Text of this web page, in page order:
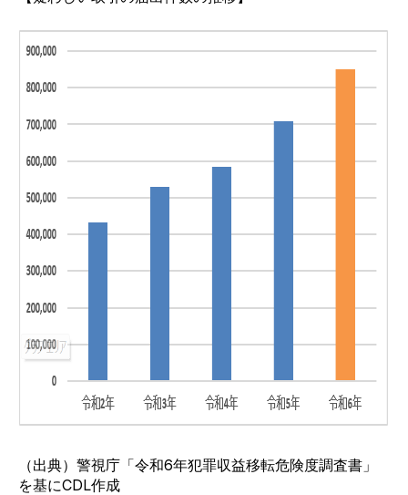
（出典）警視庁 「令和6年犯罪収益移転危険度調査書」
を基にCDL作成